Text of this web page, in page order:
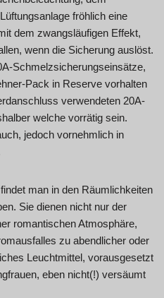
fröhlich eine
dem zwangsläufigen Effekt,
wenn die Sicherung auslöst.
Schmelzsicherungseinsätze,
Pack in Reserve vorhalten
verwendeten 20A-
welche vorrätig sein.
jedoch vornehmlich in
man in den Räumlichkeiten
Sie dienen nicht nur der
romantischen Atmosphäre,
zu abendlicher oder
Leuchtmittel, vorausgesetzt
eben nicht(!) versäumt